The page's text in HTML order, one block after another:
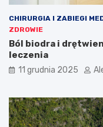
CHIRURGIA I ZABIEGI
ZDROWIE
Ból biodra i
leczenia
11 grudnia 2025